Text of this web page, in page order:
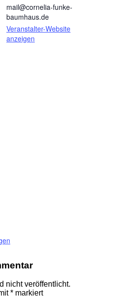
mail@cornelia-funke-
baumhaus.de
Veranstalter-Website
anzeigen
nicht veröffentlicht.
* markiert